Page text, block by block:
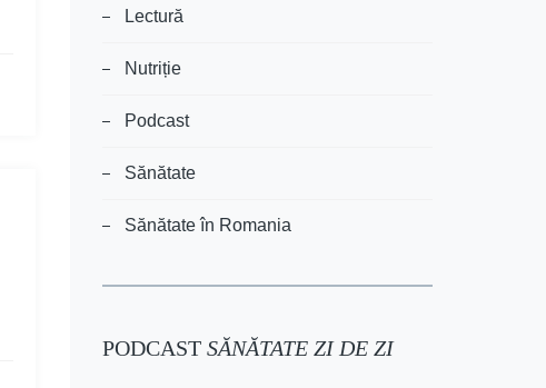
Lectură
Nutriție
Podcast
Sănătate
Sănătate în Romania
PODCASTSĂNĂTATE ZI DE ZI